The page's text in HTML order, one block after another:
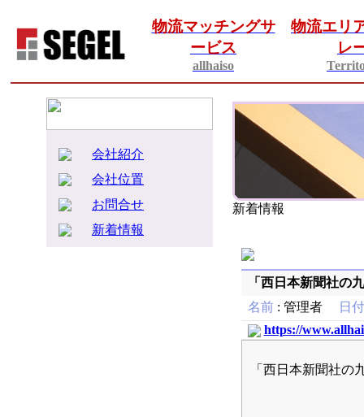
物流マッチングサ
ービス
allhaiso
物流エリ
レ
会社紹介
会社位置
お問合せ
新着情報
新着情報
「西日本新聞社の
名前: 管理者
日付
https://
「西日本新聞社